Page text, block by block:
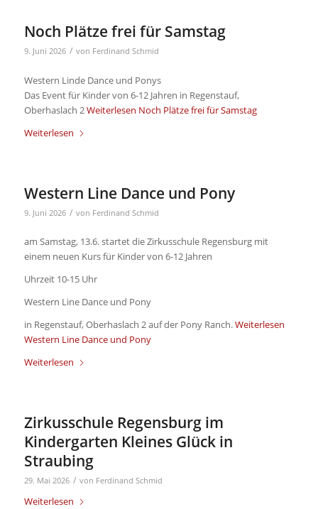
Noch Plätze frei für Samstag
9. Juni 2026 / von Ferdinand Schmid
Western Linde Dance und Ponys
Das Event für Kinder von 6-12 Jahren in Regenstauf,
Oberhaslach 2Weiterlesen Noch Plätze frei für Samstag
Weiterlesen
Western Line Dance und Pony
9. Juni 2026 / von Ferdinand Schmid
am Samstag, 13.6. startet die Zirkusschule Regensburg mit
einem neuen Kurs für Kinder von 6-12 Jahren
Uhrzeit 10-15 Uhr
Western Line Dance und Pony
in Regenstauf, Oberhaslach 2 auf der Pony Ranch.Weiterlesen
Western Line Dance und Pony
Weiterlesen
Zirkusschule Regensburg im
Kindergarten Kleines Glück in
Straubing
29. Mai 2026 / von Ferdinand Schmid
Weiterlesen